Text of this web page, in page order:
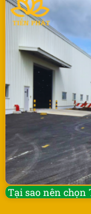
Tại sao nên chọn